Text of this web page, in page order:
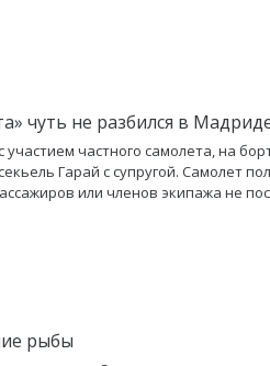
чуть не разбился в
частного самолета, на
Гарай с супругой. Самолет
или членов экипажа не
рыбы